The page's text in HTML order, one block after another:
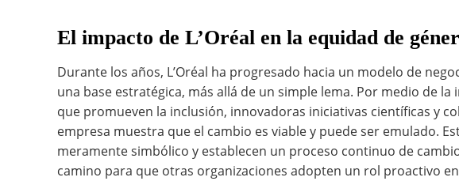
El impacto de L’Oréal en la equidad de
Durante los años, L’Oréal ha progresado hacia un modelo de
una base estratégica, más allá de un simple lema. Por medio de
que promueven la inclusión, innovadoras iniciativas científicas y
empresa muestra que el cambio es viable y puede ser emulado.
meramente simbólico y establecen un proceso continuo de
camino para que otras organizaciones adopten un rol proactivo